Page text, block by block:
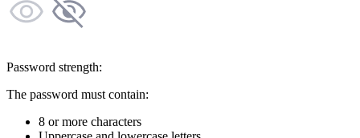
Password strength:
The password must contain:
8 or more characters